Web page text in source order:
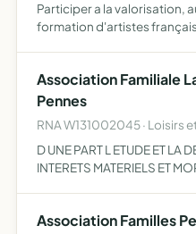
Participer a la valorisation,
formation d'artistes
Association Familiale
Pennes
RNA W131002045 · Loisirs
D UNE PART L ETUDE ET LA
INTERETS MATERIELS ET
LES FAMILLES ELLES-
Association Familles